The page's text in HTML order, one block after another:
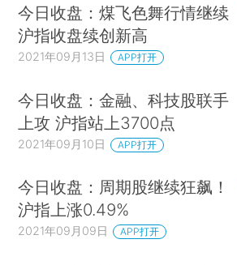
今日收盘：煤飞色舞行情继续
沪指收盘续创新高
2021年09月13日 APP打开
今日收盘：金融、科技股联手
上攻 沪指站上3700点
2021年09月10日 APP打开
今日收盘：周期股继续狂飙！
沪指上涨0.49%
2021年09月09日 APP打开